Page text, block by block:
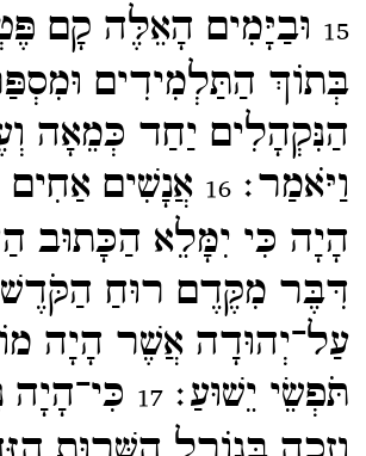
15 וּבַיָּמִים הָאֵלֶּה קָם
בְּתוֹךְ הַתַּלְמִידִים
הַנִּקְהָלִים יַחַד כְּמֵאָה
וַיֹּאמַר׃16 אֲנָשִׁים
הָיָה כִּי יִמָּלֵא הַכָּתוּב
דִּבֶּר מִקֶּדֶם רוּחַ
עַל־​יְהוּדָה אֲשֶׁר הָיָה
תֹּפְשֵׂי יֵשׁוּעַ׃17 כִּי־​הָיָה